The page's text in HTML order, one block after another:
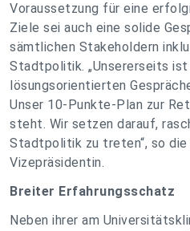
Voraussetzung für eine
Ziele sei auch eine solide
sämtlichen Stakeholdern
Stadtpolitik. „Unsererseits
lösungsorientierten
Unser 10-Punkte-Plan zur
steht. Wir setzen darauf,
Stadtpolitik zu treten“, so
Vizepräsidentin.
Breiter Erfahrungsschatz
Neben ihrer am